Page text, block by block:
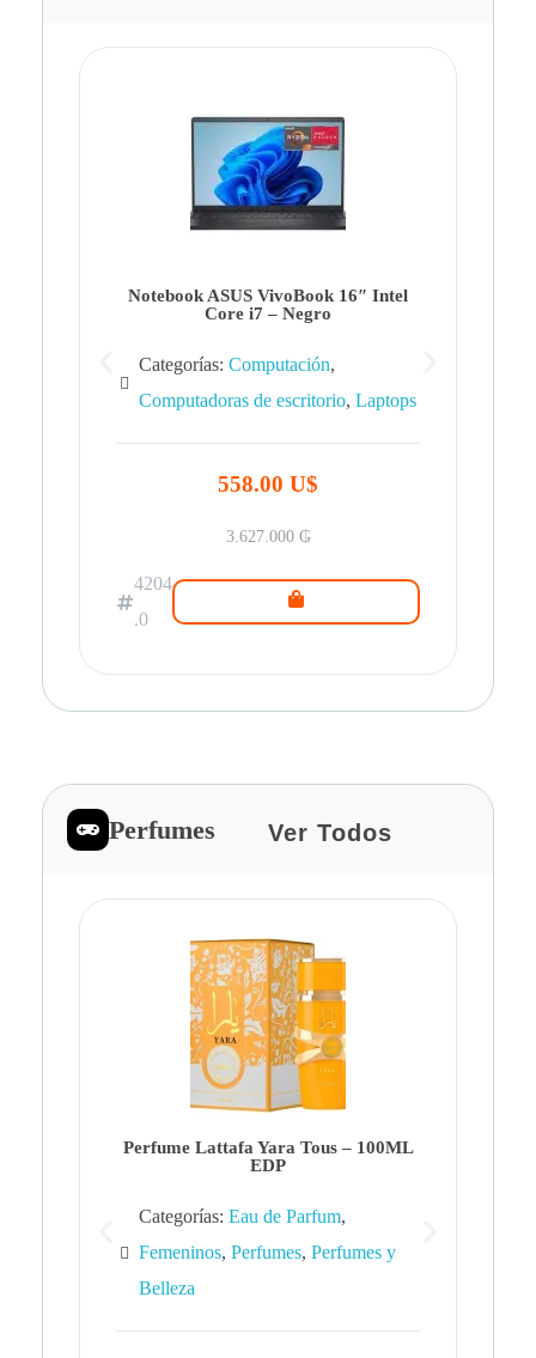
Notebook ASUS VivoBook 16″ Intel
Core i7 – Negro
Categorías: Computación,
Computadoras de escritorio, Laptops
558.00 U$
3.627.000 ₲
4204
.0
Perfumes Ver Todos
Perfume Lattafa Yara Tous – 100ML
EDP
Categorías: Eau de Parfum,
Femeninos, Perfumes, Perfumes y
Belleza